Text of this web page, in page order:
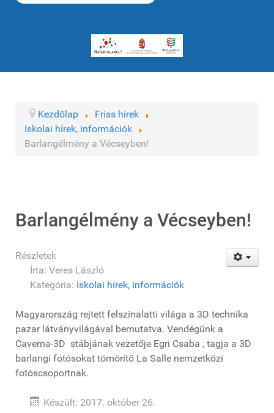
Kezdőlap
Friss hírek
Iskolai hírek, információk
Barlangélmény a Vécseyben!
Barlangélmény a Vécseyben!
Részletek
Írta: Veres László
Kategória: Iskolai hírek, információk
Magyarország rejtett felszínalatti világa a 3D technika
pazar látványvilágával bemutatva. Vendégünk a
Caverna-3D stábjának vezetője Egri Csaba , tagja a 3D
barlangi fotósokat tömörítő La Salle nemzetközi
fotóscsoportnak.
Készült: 2017. október 26.